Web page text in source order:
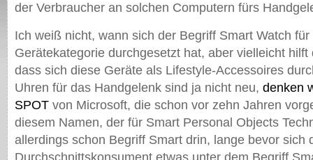
der Verbraucher an solchen Computern fürs
Ich weiß nicht, wann sich der Begriff Smart Watch für
Gerätekategorie durchgesetzt hat, aber vielleicht
dass sich diese Geräte als Lifestyle-Accessoires
Uhren für das Handgelenk sind ja nicht neu, denken
SPOT von Microsoft, die schon vor zehn Jahren
diesem Namen, der für Smart Personal Objects
allerdings schon Begriff Smart drin, lange bevor sich
Durchschnittskonsument etwas unter dem Begriff